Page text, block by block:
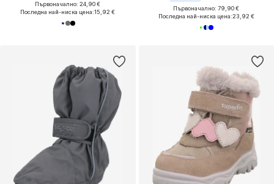
Първоначално: 24,90 €
Последна най-ниска цена:15,92 €
Първоначално: 79,90 €
Последна най-ниска цена:23,92 €